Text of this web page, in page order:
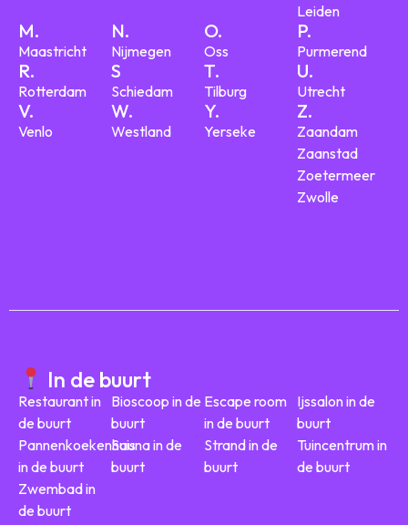
Leiden
M.
Maastricht
N.
Nijmegen
O.
Oss
P.
Purmerend
R.
Rotterdam
S
Schiedam
T.
Tilburg
U.
Utrecht
V.
Venlo
W.
Westland
Y.
Yerseke
Z.
Zaandam
Zaanstad
Zoetermeer
Zwolle
In de buurt
Restaurant in
de buurt
Pannenkoekenhuis
in de buurt
Zwembad in
de buurt
Bioscoop in de
buurt
Sauna in de
buurt
Escape room
in de buurt
Strand in de
buurt
Ijssalon in de
buurt
Tuincentrum in
de buurt